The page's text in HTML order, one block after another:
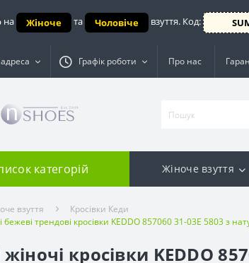
на Жіноче та Чоловіче взуття. Код:
Графік роботи Про нас
категорій Жіноче взуття
взуття
Кросівки Кеди
бежеві трендові кросівки KEDDO 857060 31-03E 5803 з
кросівки KEDDO